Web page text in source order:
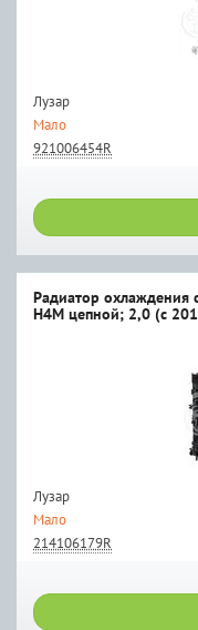
Лузар
Мало
921006454R
Радиатор охлаждения
H4M цепной; 2,0 (c
Лузар
Мало
214106179R